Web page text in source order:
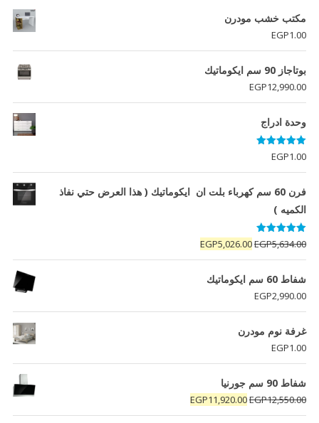
مكتب خشب مودرن
EGP1.00
بوتاجاز 90 سم ايكوماتيك
EGP12,990.00
وحدة ادراج
تم التقييم
5.00
من 5
EGP1.00
فرن 60 سم كهرباء بلت ان ايكوماتيك ( هذا العرض حتي نفاذ
الكميه )
تم التقييم
5.00 من 5EGP5,634.00
السعر
الأصلي
هو:
EGP5,026.00
السعر
الحالي
شفاط 60 سم ايكوماتيك
EGP2,990.00
غرفة نوم مودرن
EGP1.00
شفاط 90 سم جورنيا
EGP12,550.00
السعر
الأصلي
EGP11,920.00
السعر
الحالي